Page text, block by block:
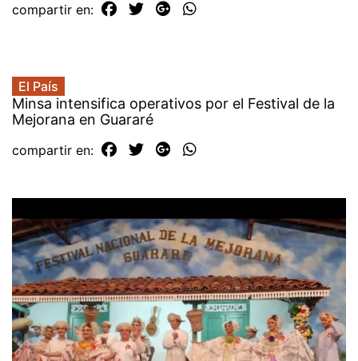
compartir en:
El País
Minsa intensifica operativos por el Festival de la
Mejorana en Guararé
compartir en: